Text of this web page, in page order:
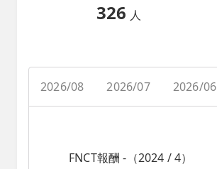
326 人
2026/08 2026/07 2026/06
FNCT報酬 -（2024 / 4）